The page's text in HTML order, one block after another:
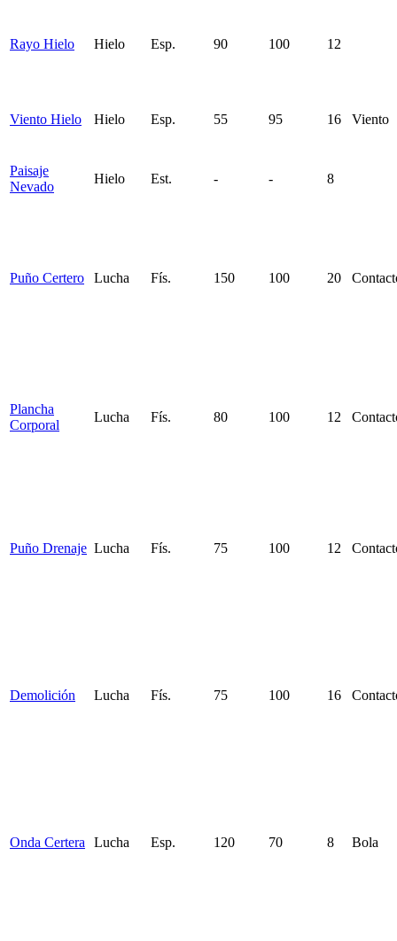
Rayo Hielo Hielo Esp. 90 100 12
Viento Hielo Hielo Esp. 55 95 16 Viento
Paisaje
Nevado
Hielo Est. - - 8
Puño Certero Lucha Fís. 150 100 20
Plancha
Corporal
Lucha Fís. 80 100 12
Puño Drenaje Lucha Fís. 75 100 12
Demolición Lucha Fís. 75 100 16
Onda Certera Lucha Esp. 120 70 8 Bola